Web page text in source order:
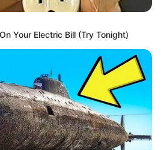
Your Electric Bill (Try Tonight)